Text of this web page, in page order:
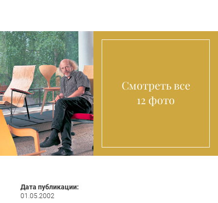
Смотреть все
12 фото
Дата публикации:
01.05.2002